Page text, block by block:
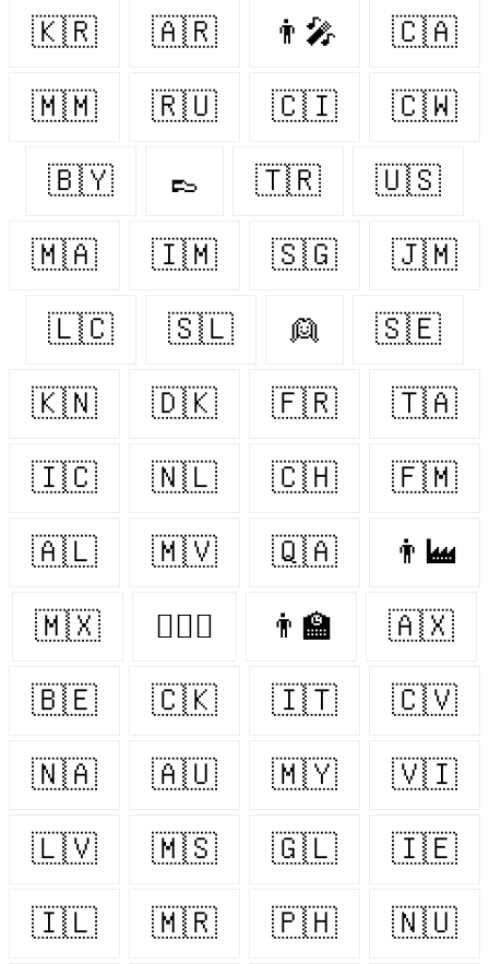
🇰🇷 🇦🇷 👨‍🎤 🇨🇦
🇲🇲 🇷🇺 🇨🇮 🇨🇼
🇧🇾 👞 🇹🇷 🇺🇸
🇲🇦 🇮🇲 🇸🇬 🇯🇲
🇱🇨 🇸🇱 👱 🇸🇪
🇰🇳 🇩🇰 🇫🇷 🇹🇦
🇮🇨 🇳🇱 🇨🇭 🇫🇲
🇦🇱 🇲🇻 🇶🇦 👨‍🏭
🇲🇽 👨‍❤️‍👨 👨‍🏫 🇦🇽
🇧🇪 🇨🇰 🇮🇹 🇨🇻
🇳🇦 🇦🇺 🇲🇾 🇻🇮
🇱🇻 🇲🇸 🇬🇱 🇮🇪
🇮🇱 🇲🇷 🇵🇭 🇳🇺